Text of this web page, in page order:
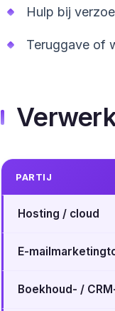
Hulp bij
Teruggave of
PARTIJ
Hosting / cloud
E-
Boekhoud- /